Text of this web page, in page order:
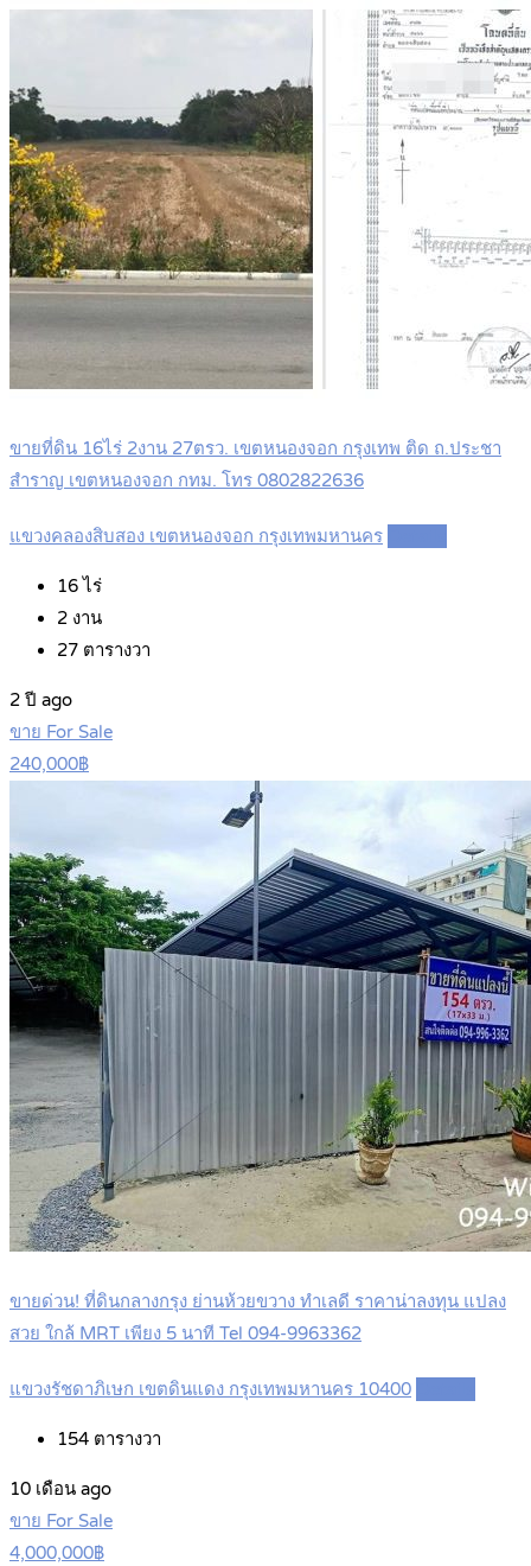
ขายที่ดิน 16ไร่ 2งาน 27ตรว. เขตหนองจอก กรุงเทพ ติด ถ.ประชา
สำราญ เขตหนองจอก กทม. โทร 0802822636
แขวงคลองสิบสอง เขตหนองจอก กรุงเทพมหานคร
16 ไร่
2 งาน
27 ตารางวา
2 ปี ago
ขาย For Sale
240,000฿
ขายด่วน! ที่ดินกลางกรุง ย่านห้วยขวาง ทำเลดี ราคาน่าลงทุน แปลง
สวย ใกล้ MRT เพียง 5 นาที Tel 094-9963362
แขวงรัชดาภิเษก เขตดินแดง กรุงเทพมหานคร 10400
154 ตารางวา
10 เดือน ago
ขาย For Sale
4,000,000฿